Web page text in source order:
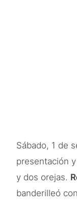
Sábado, 1 de
presentación
y dos orejas.
banderilleó